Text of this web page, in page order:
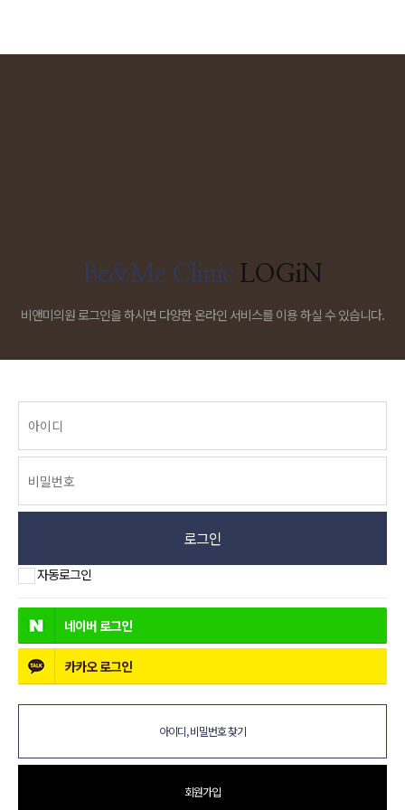
Be&Me Clinic LOGiN
비앤미의원 로그인을 하시면 다양한 온라인 서비스를 이용 하실 수 있습니다.
로그인
자동로그인
네이버 로그인
카카오로그인
아이디, 비밀번호 찾기
회원가입